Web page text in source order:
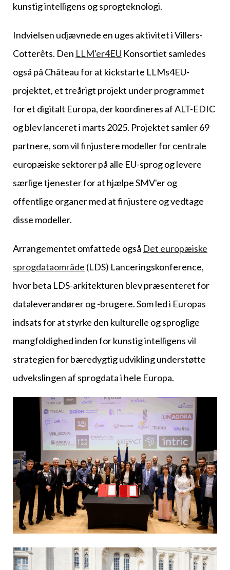
kunstig intelligens og sprogteknologi.
Indvielsen udjævnede en uges aktivitet i Villers-
Cotterêts. Den LLM'er4EU Konsortiet samledes
også på Château for at kickstarte LLMs4EU-
projektet, et treårigt projekt under programmet
for et digitalt Europa, der koordineres af ALT-EDIC
og blev lanceret i marts 2025. Projektet samler 69
partnere, som vil finjustere modeller for centrale
europæiske sektorer på alle EU-sprog og levere
særlige tjenester for at hjælpe SMV'er og
offentlige organer med at finjustere og vedtage
disse modeller.
Arrangementet omfattede også Det europæiske
sprogdataområde (LDS) Lanceringskonference,
hvor beta LDS-arkitekturen blev præsenteret for
dataleverandører og -brugere. Som led i Europas
indsats for at styrke den kulturelle og sproglige
mangfoldighed inden for kunstig intelligens vil
strategien for bæredygtig udvikling understøtte
udvekslingen af sprogdata i hele Europa.